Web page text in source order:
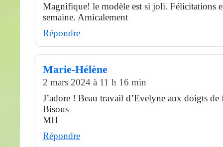
Magnifique! le modèle est si joli. Félicitations
semaine. Amicalement
Répondre
Marie-Hélène
2 mars 2024 à 11 h 16 min
J’adore ! Beau travail d’Evelyne aux doigts de
Bisous
MH
Répondre